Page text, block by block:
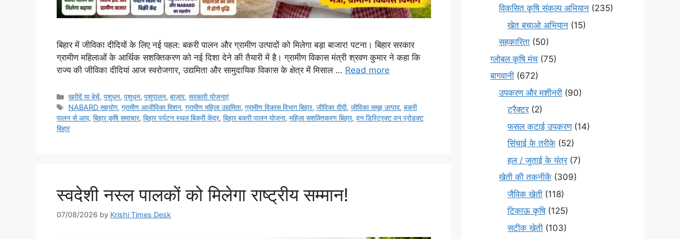
बिहार में जीविका दीदियों के लिए नई पहल: बकरी पालन और ग्रामीण उत्पादों को मिलेगा बड़ा बाजार! पटना। बिहार सरकार
ग्रामीण महिलाओं के आर्थिक सशक्तिकरण को नई दिशा देने की तैयारी में है। ग्रामीण विकास मंत्री श्रवण कुमार ने कहा कि
राज्य की जीविका दीदियां आज स्वरोजगार, उद्यमिता और सामुदायिक विकास के क्षेत्र में मिसाल … Read more
खरीदें या बेचें,पशुधन,पशुधन,पशुपालन,बाज़ार,सरकारी योजनाएं
NABARD सहयोग,ग्रामीण आजीविका मिशन,ग्रामीण महिला उद्यमिता,ग्रामीण विकास विभाग बिहार,जीविका दीदी,जीविका समूह उत्पाद,बकरी
पालन से आय, बिहार कृषि समाचार, बिहार पर्यटन स्थल बिक्री केंद्र, बिहार बकरी पालन योजना, महिला सशक्तिकरण बिहार, वन डिस्ट्रिक्ट वन प्रोडक्ट
बिहार
स्वदेशी नस्ल पालकों को मिलेगा राष्ट्रीय सम्मान!
07/08/2026 by Krishi Times Desk
विकसित कृषि संकल्प अभियान (235)
खेत बचाओ अभियान (15)
सहकारिता (50)
ग्लोबल कृषि मंच (75)
बागवानी (672)
उपकरण और मशीनरी (90)
ट्रैक्टर(2)
फसल कटाई उपकरण(14)
सिंचाई के तरीके (52)
हल / जुताई के यंत्र(7)
खेती की तकनीकें (309)
जैविक खेती (118)
टिकाऊ कृषि(125)
सटीक खेती (103)